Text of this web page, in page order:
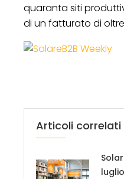
quaranta siti
di un fatturato di oltre
Articoli correlati